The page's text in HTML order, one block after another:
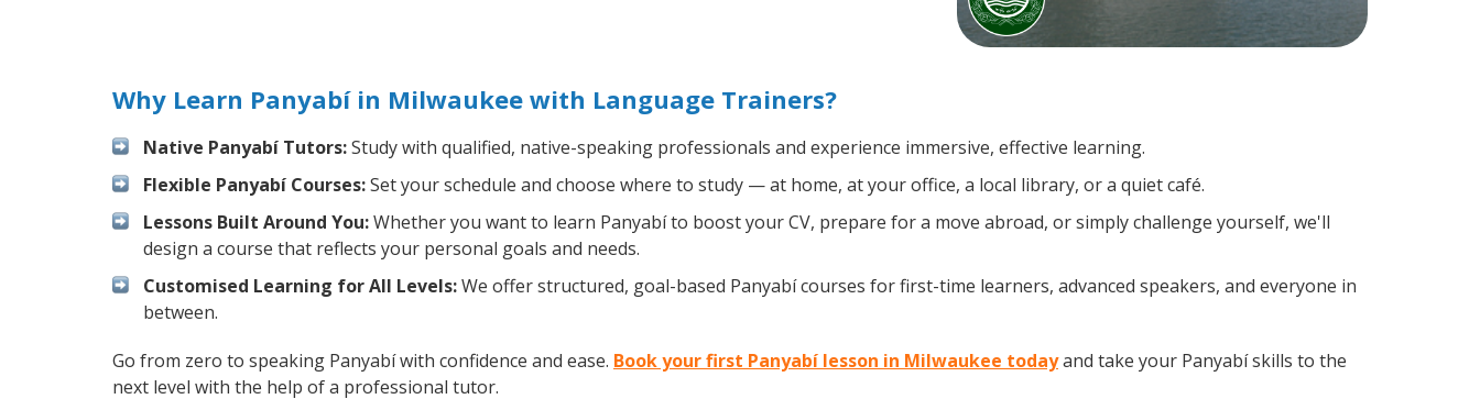
Why Learn Panyabí in Milwaukee with Language Trainers?
Native Panyabí Tutors:Study with qualified, native-speaking professionals and experience immersive, effective learning.
Flexible Panyabí Courses:Set your schedule and choose where to study — at home, at your office, a local library, or a quiet café.
Lessons Built Around You:Whether you want to learn Panyabí to boost your CV, prepare for a move abroad, or simply challenge yourself, we'll
design a course that reflects your personal goals and needs.
Customised Learning for All Levels:We offer structured, goal-based Panyabí courses for first-time learners, advanced speakers, and everyone in
between.
Go from zero to speaking Panyabí with confidence and ease. Book your first Panyabí lesson in Milwaukee todayand take your Panyabí skills to the
next level with the help of a professional tutor.